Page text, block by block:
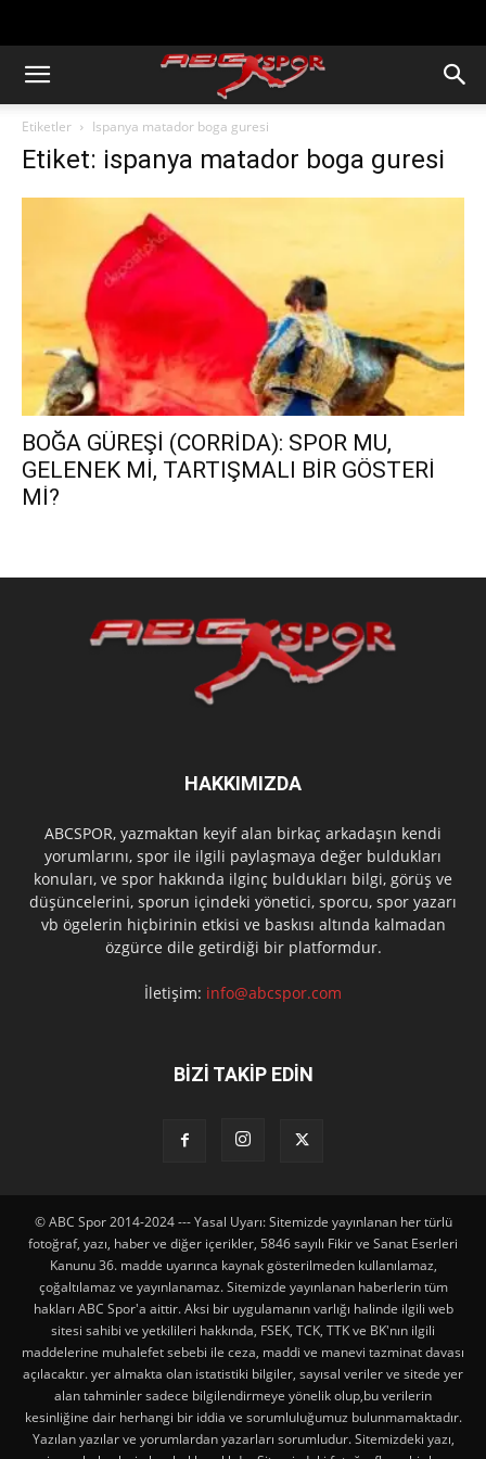
Etiketler Ispanya matador boga guresi
Etiket: ispanya matador boga guresi
BOĞA GÜREŞİ (CORRİDA): SPOR MU,
GELENEK Mİ, TARTIŞMALI BİR GÖSTERİ
Mİ?
HAKKIMIZDA
ABCSPOR, yazmaktan keyif alan birkaç arkadaşın kendi
yorumlarını, spor ile ilgili paylaşmaya değer buldukları
konuları, ve spor hakkında ilginç buldukları bilgi, görüş ve
düşüncelerini, sporun içindeki yönetici, sporcu, spor yazarı
vb ögelerin hiçbirinin etkisi ve baskısı altında kalmadan
özgürce dile getirdiği bir platformdur.
İletişim: info@abcspor.com
BİZİ TAKİP EDİN
© ABC Spor 2014-2024 --- Yasal Uyarı: Sitemizde yayınlanan her türlü
fotoğraf, yazı, haber ve diğer içerikler, 5846 sayılı Fikir ve Sanat Eserleri
Kanunu 36. madde uyarınca kaynak gösterilmeden kullanılamaz,
çoğaltılamaz ve yayınlanamaz. Sitemizde yayınlanan haberlerin tüm
hakları ABC Spor'a aittir. Aksi bir uygulamanın varlığı halinde ilgili web
sitesi sahibi ve yetkilileri hakkında, FSEK, TCK, TTK ve BK'nın ilgili
maddelerine muhalefet sebebi ile ceza, maddi ve manevi tazminat davası
açılacaktır. yer almakta olan istatistiki bilgiler, sayısal veriler ve sitede yer
alan tahminler sadece bilgilendirmeye yönelik olup,bu verilerin
kesinliğine dair herhangi bir iddia ve sorumluluğumuz bulunmamaktadır.
Yazılan yazılar ve yorumlardan yazarları sorumludur. Sitemizdeki yazı,